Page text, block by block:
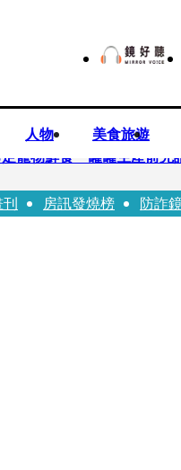
人物 美食旅遊
寵物鮮食 罐罐生產前先
單車仍下落不明 媽痛揭
房訊發燒榜 防詐